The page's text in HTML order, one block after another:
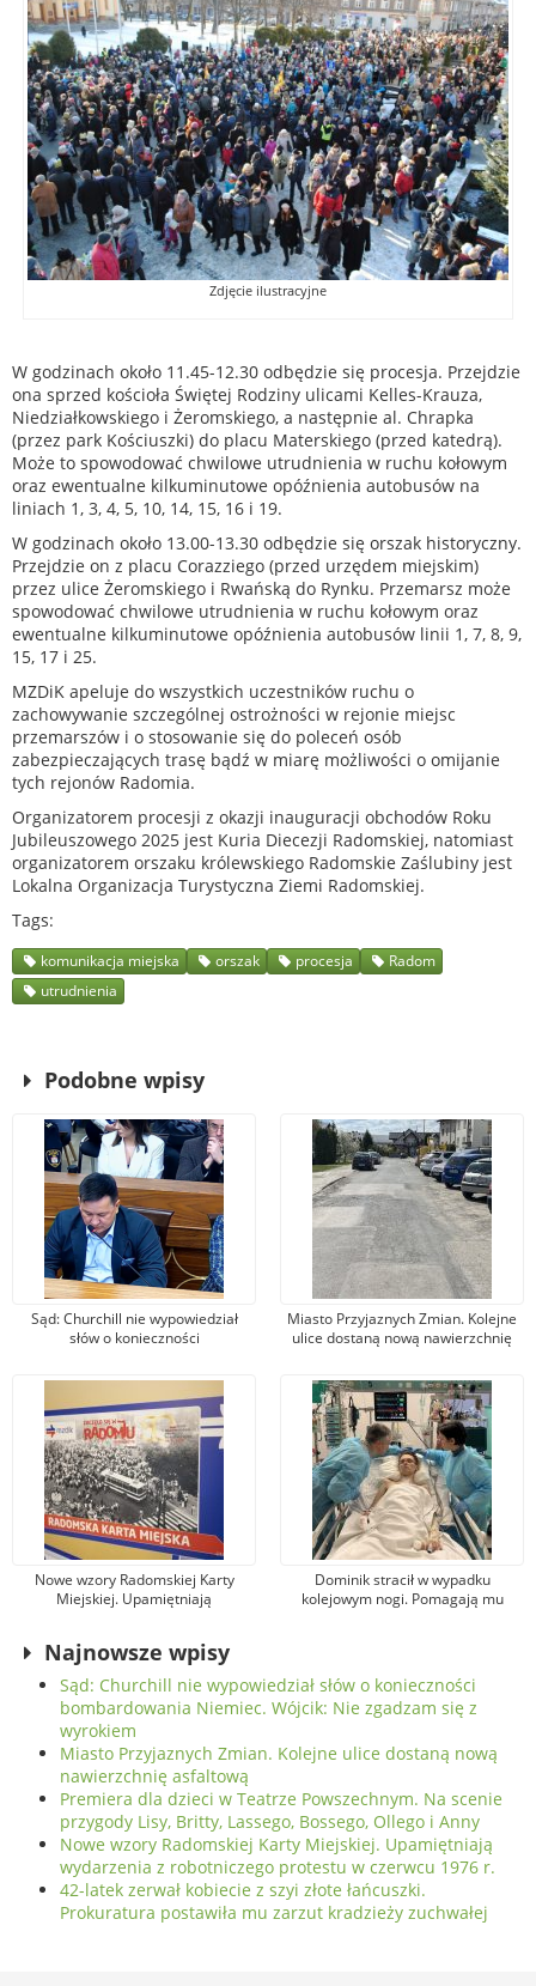
Zdjęcie ilustracyjne
W godzinach około 11.45-12.30 odbędzie się procesja. Przejdzie
ona sprzed kościoła Świętej Rodziny ulicami Kelles-Krauza,
Niedziałkowskiego i Żeromskiego, a następnie al. Chrapka
(przez park Kościuszki) do placu Materskiego (przed katedrą).
Może to spowodować chwilowe utrudnienia w ruchu kołowym
oraz ewentualne kilkuminutowe opóźnienia autobusów na
liniach 1, 3, 4, 5, 10, 14, 15, 16 i 19.
W godzinach około 13.00-13.30 odbędzie się orszak historyczny.
Przejdzie on z placu Corazziego (przed urzędem miejskim)
przez ulice Żeromskiego i Rwańską do Rynku. Przemarsz może
spowodować chwilowe utrudnienia w ruchu kołowym oraz
ewentualne kilkuminutowe opóźnienia autobusów linii 1, 7, 8, 9,
15, 17 i 25.
MZDiK apeluje do wszystkich uczestników ruchu o
zachowywanie szczególnej ostrożności w rejonie miejsc
przemarszów i o stosowanie się do poleceń osób
zabezpieczających trasę bądź w miarę możliwości o omijanie
tych rejonów Radomia.
Organizatorem procesji z okazji inauguracji obchodów Roku
Jubileuszowego 2025 jest Kuria Diecezji Radomskiej, natomiast
organizatorem orszaku królewskiego Radomskie Zaślubiny jest
Lokalna Organizacja Turystyczna Ziemi Radomskiej.
Tags
komunikacja miejska orszak procesja
Radom
utrudnienia
Podobne wpisy
Sąd: Churchill nie wypowiedział
słów o konieczności
Nie zgadzam się z wyrokiem
Miasto Przyjaznych Zmian. Kolejne
ulice dostaną nową nawierzchnię
Nowe wzory Radomskiej Karty
Miejskiej. Upamiętniają
Dominik stracił w wypadku
kolejowym nogi. Pomagają mu
Najnowsze wpisy
Sąd: Churchill nie wypowiedział słów o konieczności
bombardowania Niemiec. Wójcik: Nie zgadzam się z
wyrokiem
Miasto Przyjaznych Zmian. Kolejne ulice dostaną nową
nawierzchnię asfaltową
Premiera dla dzieci w Teatrze Powszechnym. Na scenie
przygody Lisy, Britty, Lassego, Bossego, Ollego i Anny
Nowe wzory Radomskiej Karty Miejskiej. Upamiętniają
wydarzenia z robotniczego protestu w czerwcu 1976 r.
42-latek zerwał kobiecie z szyi złote łańcuszki.
Prokuratura postawiła mu zarzut kradzieży zuchwałej